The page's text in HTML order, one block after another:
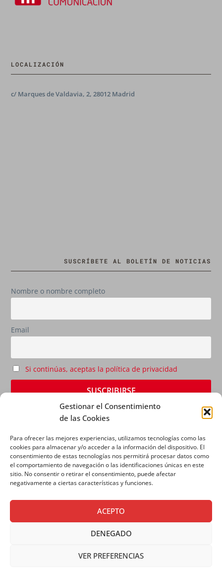
Gestionar el Consentimiento
de las Cookies
Para ofrecer las mejores experiencias, utilizamos tecnologías como las
cookies para almacenar y/o acceder a la información del dispositivo. El
consentimiento de estas tecnologías nos permitirá procesar datos como
el comportamiento de navegación o las identificaciones únicas en este
sitio. No consentir o retirar el consentimiento, puede afectar
negativamente a ciertas características y funciones.
ACEPTO
DENEGADO
VER PREFERENCIAS
LOCALIZACIÓN
c/ Marques de Valdavia, 2, 28012 Madrid
SUSCRÍBETE AL BOLETÍN DE NOTICIAS
Nombre o nombre completo
Email
Si continúas, aceptas la política de privacidad
AVISO LEGAL|POLÍTICA DE PRIVACIDAD|